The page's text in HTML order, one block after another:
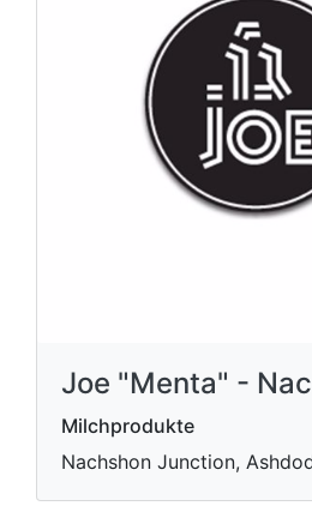
Joe "Menta" -
Milchprodukte
Nachshon Junction,